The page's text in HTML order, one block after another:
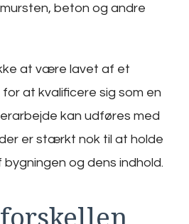
beton og andre
at være lavet af et
at kvalificere sig som en
kan udføres med
er stærkt nok til at holde
og dens indhold.